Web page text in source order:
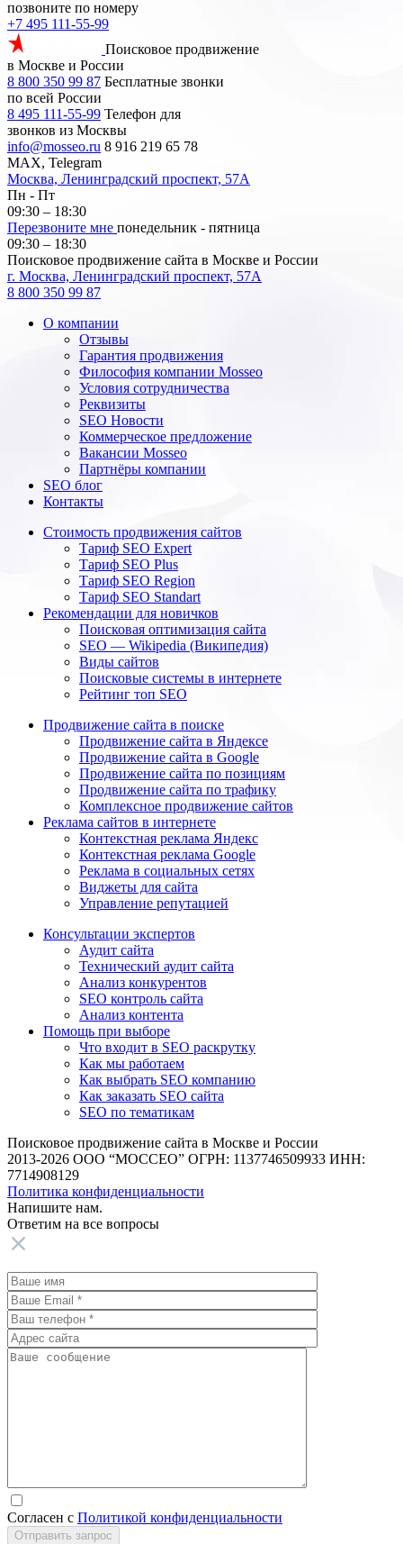
позвоните по номеру
+7 495 111-55-99
Поисковое продвижение
в Москве и России
8 800 350 99 87 Бесплатные звонки
по всей России
8 495 111-55-99 Телефон для
звонков из Москвы
info@mosseo.ru 8 916 219 65 78
MAX, Telegram
Москва, Ленинградский проспект, 57А
Пн - Пт
09:30 – 18:30
Перезвоните мне понедельник - пятница
09:30 – 18:30
Поисковое продвижение сайта в Москве и России
г. Москва, Ленинградский проспект, 57А
8 800 350 99 87
О компании
Отзывы
Гарантия продвижения
Философия компании Mosseo
Условия сотрудничества
Реквизиты
SEO Новости
Коммерческое предложение
Вакансии Mosseo
Партнёры компании
SEO блог
Контакты
Стоимость продвижения сайтов
Тариф SEO Expert
Тариф SEO Plus
Тариф SEO Region
Тариф SEO Standart
Рекомендации для новичков
Поисковая оптимизация сайта
SEO — Wikipedia (Википедия)
Виды сайтов
Поисковые системы в интернете
Рейтинг топ SEO
Продвижение сайта в поиске
Продвижение сайта в Яндексе
Продвижение сайта в Google
Продвижение сайта по позициям
Продвижение сайта по трафику
Комплексное продвижение сайтов
Реклама сайтов в интернете
Контекстная реклама Яндекс
Контекстная реклама Google
Реклама в социальных сетях
Виджеты для сайта
Управление репутацией
Консультации экспертов
Аудит сайта
Технический аудит сайта
Анализ конкурентов
SEO контроль сайта
Анализ контента
Помощь при выборе
Что входит в SEO раскрутку
Как мы работаем
Как выбрать SEO компанию
Как заказать SEO сайта
SEO по тематикам
Поисковое продвижение сайта в Москве и России
2013-2026 ООО “МОССЕО” ОГРН: 1137746509933 ИНН:
7714908129
Политика конфиденциальности
Напишите нам.
Ответим на все вопросы
Согласен с Политикой конфиденциальности
Отправить запрос